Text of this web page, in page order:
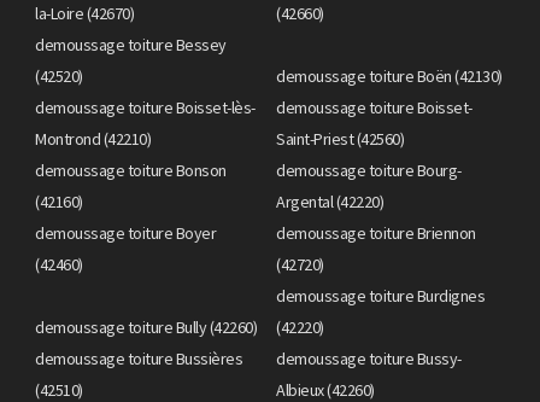
la-Loire (42670)
(42660)
demoussage toiture Bessey
(42520)
demoussage toiture Boën (42130)
demoussage toiture Boisset-lès-
Montrond (42210)
demoussage toiture Boisset-
Saint-Priest (42560)
demoussage toiture Bonson
(42160)
demoussage toiture Bourg-
Argental (42220)
demoussage toiture Boyer
(42460)
demoussage toiture Briennon
(42720)
demoussage toiture Bully (42260)
demoussage toiture Burdignes
(42220)
demoussage toiture Bussières
(42510)
demoussage toiture Bussy-
Albieux (42260)